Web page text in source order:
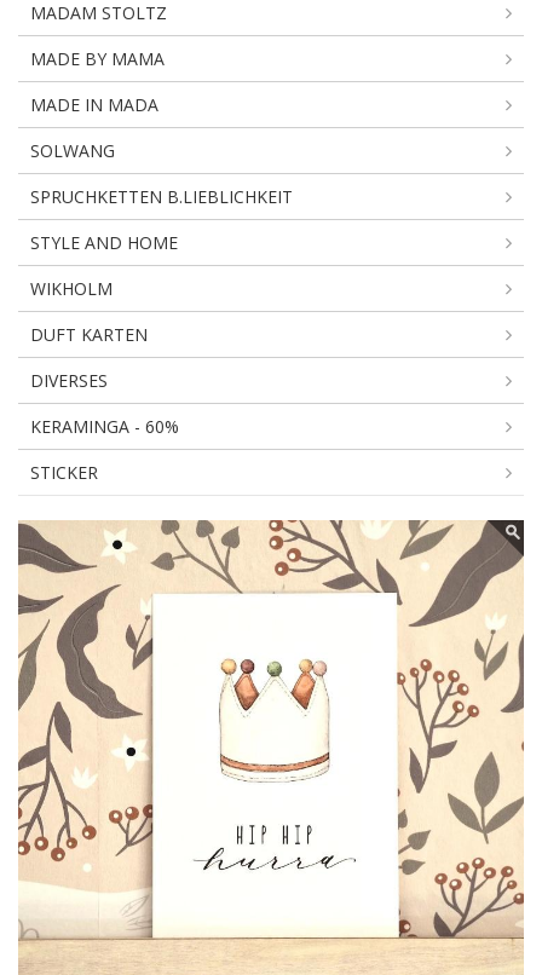
MADAM STOLTZ
MADE BY MAMA
MADE IN MADA
SOLWANG
SPRUCHKETTEN B.LIEBLICHKEIT
STYLE AND HOME
WIKHOLM
DUFT KARTEN
DIVERSES
KERAMINGA - 60%
STICKER